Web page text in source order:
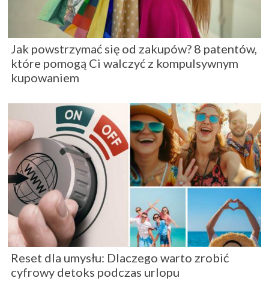
Jak powstrzymać się od zakupów? 8 patentów,
które pomogą Ci walczyć z kompulsywnym
kupowaniem
Reset dla umysłu: Dlaczego warto zrobić
cyfrowy detoks podczas urlopu